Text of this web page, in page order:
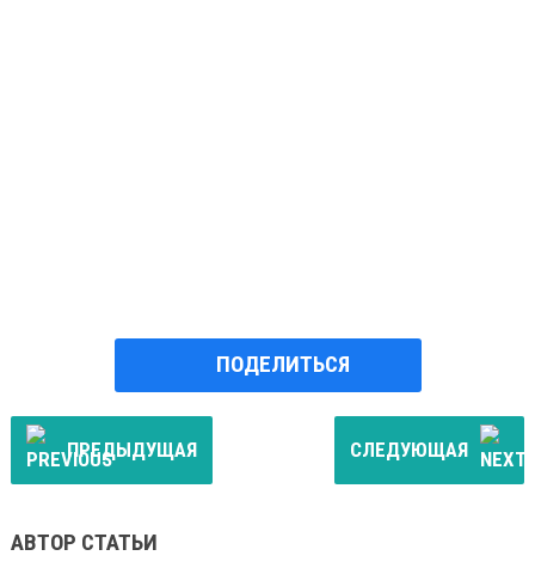
ПОДЕЛИТЬСЯ
ПРЕДЫДУЩАЯ СЛЕДУЮЩАЯ
АВТОР СТАТЬИ